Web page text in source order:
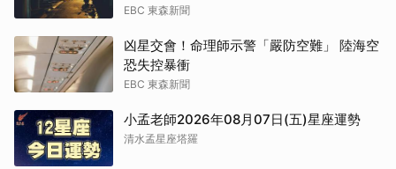
EBC 東森新聞
凶星交會！命理師示警「嚴防空難」 陸海空
恐失控暴衝
EBC 東森新聞
小孟老師2026年08月07日(五)星座運勢
清水孟星座塔羅